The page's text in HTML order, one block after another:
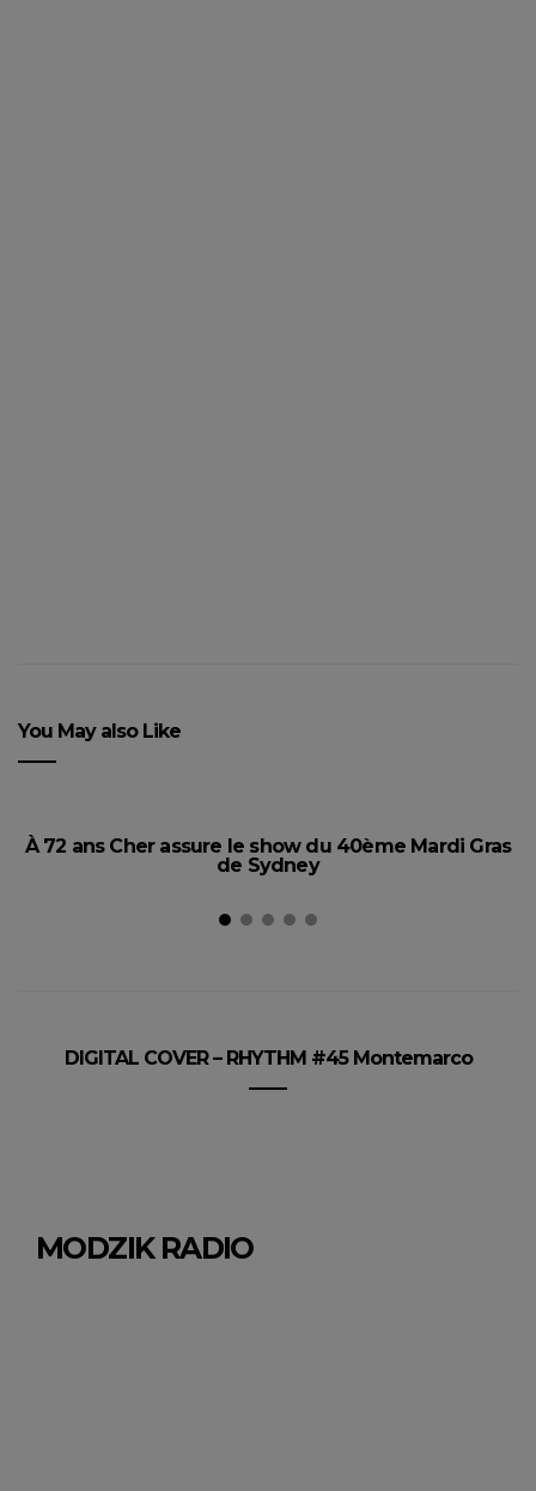
You May also Like
À 72 ans Cher assure le show du 40ème Mardi Gras
de Sydney
DIGITAL COVER – RHYTHM #45 Montemarco
MODZIK RADIO